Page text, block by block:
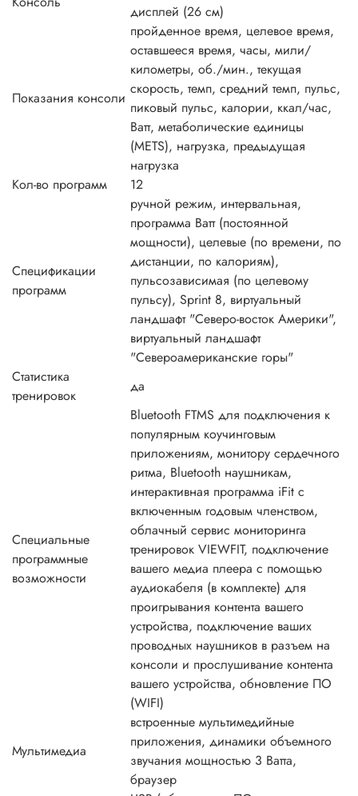
дисплей (26 см)
Показания консоли
пройденное время, целевое время,
оставшееся время, часы, мили/
километры, об./мин., текущая
скорость, темп, средний темп, пульс,
пиковый пульс, калории, ккал/час,
Ватт, метаболические единицы
(METS), нагрузка, предыдущая
нагрузка
Кол-во программ
12
Спецификации
программ
ручной режим, интервальная,
программа Ватт (постоянной
мощности), целевые (по времени, по
дистанции, по калориям),
пульсозависимая (по целевому
пульсу), Sprint 8, виртуальный
ландшафт "Северо-восток Америки",
виртуальный ландшафт
"Североамериканские горы"
Статистика
тренировок
да
Специальные
программные
возможности
Bluetooth FTMS для подключения к
популярным коучинговым
приложениям, монитору сердечного
ритма, Bluetooth наушникам,
интерактивная программа iFit с
включенным годовым членством,
облачный сервис мониторинга
тренировок VIEWFIT, подключение
вашего медиа плеера с помощью
аудиокабеля (в комплекте) для
проигрывания контента вашего
устройства, подключение ваших
проводных наушников в разъем на
консоли и прослушивание контента
вашего устройства, обновление ПО
(WIFI)
Мультимедиа
встроенные мультимедийные
приложения, динамики объемного
звучания мощностью 3 Ватта,
браузер